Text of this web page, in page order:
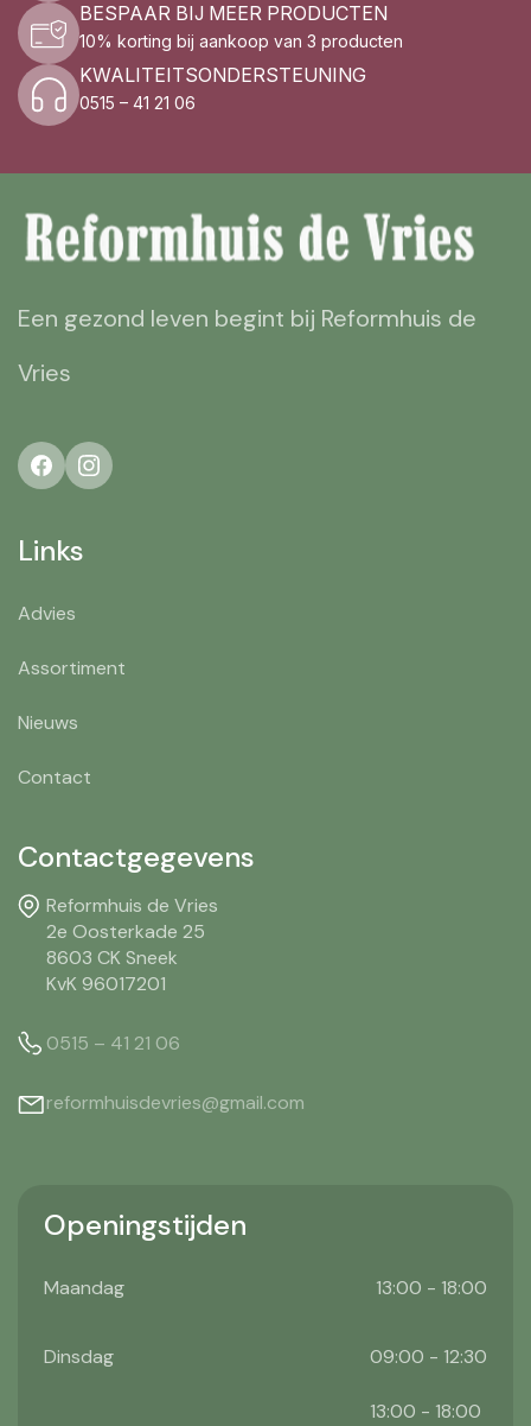
BESPAAR BIJ MEER PRODUCTEN
10% korting bij aankoop van 3 producten
KWALITEITSONDERSTEUNING
0515 – 41 21 06
Een gezond leven begint bij Reformhuis de
Vries
Links
Advies
Assortiment
Nieuws
Contact
Contactgegevens
Reformhuis de Vries
2e Oosterkade 25
8603 CK Sneek
KvK 96017201
0515 – 41 21 06
reformhuisdevries@gmail.com
Openingstijden
Maandag 13:00 - 18:00
Dinsdag 09:00 - 12:30
13:00 - 18:00